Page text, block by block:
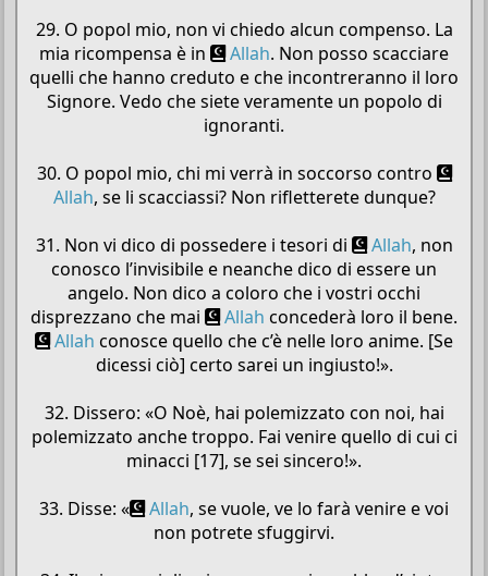
29. O popol mio, non vi chiedo alcun compenso. La
mia ricompensa è in
Allah. Non posso scacciare
quelli che hanno creduto e che incontreranno il loro
Signore. Vedo che siete veramente un popolo di
ignoranti.
30. O popol mio, chi mi verrà in soccorso contro
Allah, se li scacciassi? Non rifletterete dunque?
31. Non vi dico di possedere i tesori di
Allah, non
conosco l’invisibile e neanche dico di essere un
angelo. Non dico a coloro che i vostri occhi
disprezzano che mai
Allah concederà loro il bene.
Allah conosce quello che c’è nelle loro anime. [Se
dicessi ciò] certo sarei un ingiusto!».
32. Dissero: «O Noè, hai polemizzato con noi, hai
polemizzato anche troppo. Fai venire quello di cui ci
minacci [17], se sei sincero!».
33. Disse: «
Allah, se vuole, ve lo farà venire e voi
non potrete sfuggirvi.